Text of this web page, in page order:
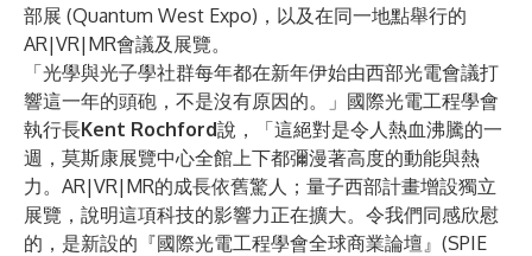
部展 (Quantum West Expo)，以及在同一地點舉行的
AR|VR|MR會議及展覽。
「光學與光子學社群每年都在新年伊始由西部光電會議打
響這一年的頭砲，不是沒有原因的。」國際光電工程學會
執行長Kent Rochford說，「這絕對是令人熱血沸騰的一
週，莫斯康展覽中心全館上下都彌漫著高度的動能與熱
力。AR|VR|MR的成長依舊驚人；量子西部計畫增設獨立
展覽，說明這項科技的影響力正在擴大。令我們同感欣慰
的，是新設的『國際光電工程學會全球商業論壇』(SPIE